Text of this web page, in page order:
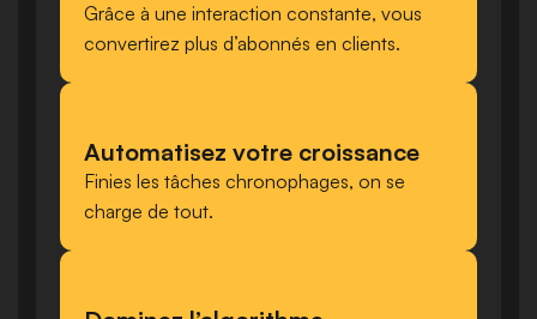
Grâce à une interaction constante, vous
convertirez plus d’abonnés en clients.
Automatisez votre croissance
Finies les tâches chronophages, on se
charge de tout.